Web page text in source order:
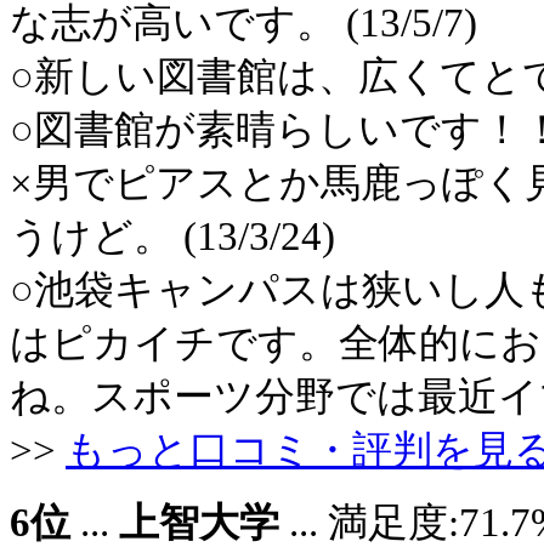
な志が高いです。 (13/5/7)
○新しい図書館は、広くてと
○図書館が素晴らしいです！
×男でピアスとか馬鹿っぽ
うけど。 (13/3/24)
○池袋キャンパスは狭いし人
はピカイチです。全体的に
ね。スポーツ分野では最近
>> もっと口コミ・評判を見
6位 ... 上智大学 ... 満足度